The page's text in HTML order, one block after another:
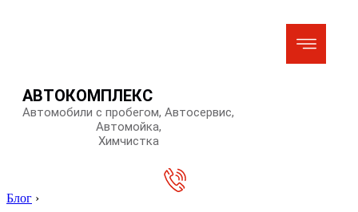
АВТОКОМПЛЕКС
Автомобили с пробегом, Автосервис,
Автомойка,
Химчистка
Блог ›